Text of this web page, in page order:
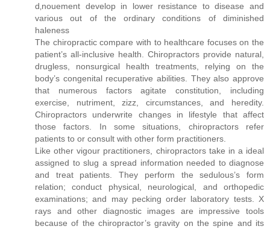
d‚nouement develop in lower resistance to disease and
various out of the ordinary conditions of diminished
haleness
The chiropractic compare with to healthcare focuses on the
patient’s all-inclusive health. Chiropractors provide natural,
drugless, nonsurgical health treatments, relying on the
body’s congenital recuperative abilities. They also approve
that numerous factors agitate constitution, including
exercise, nutriment, zizz, circumstances, and heredity.
Chiropractors underwrite changes in lifestyle that affect
those factors. In some situations, chiropractors refer
patients to or consult with other form practitioners.
Like other vigour practitioners, chiropractors take in a ideal
assigned to slug a spread information needed to diagnose
and treat patients. They perform the sedulous’s form
relation; conduct physical, neurological, and orthopedic
examinations; and may pecking order laboratory tests. X
rays and other diagnostic images are impressive tools
because of the chiropractor’s gravity on the spine and its